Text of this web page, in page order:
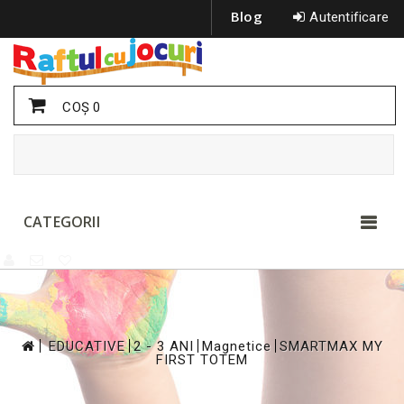
Autentificare
Blog
COŞ0
CATEGORII
>
EDUCATIVE
>
2 - 3 ANI
Magnetice SMARTMAX MY
FIRST TOTEM